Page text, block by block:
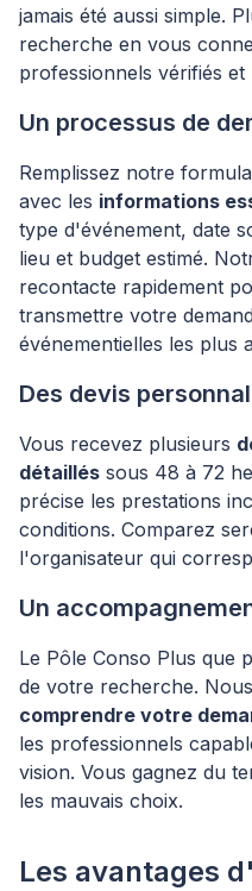
jamais été aussi simple.
recherche en vous
professionnels vérifiés
Un processus de
Remplissez notre
avec les informations
type d'événement, date
lieu et budget estimé.
recontacte rapidement
transmettre votre
événementielles les plus
Des devis
Vous recevez plusieurs
détaillés sous 48 à 72
précise les prestations
conditions. Comparez
l'organisateur qui
Un
Le Pôle Conso Plus que
de votre recherche.
comprendre votre
les professionnels
vision. Vous gagnez du
les mauvais choix.
Les avantages